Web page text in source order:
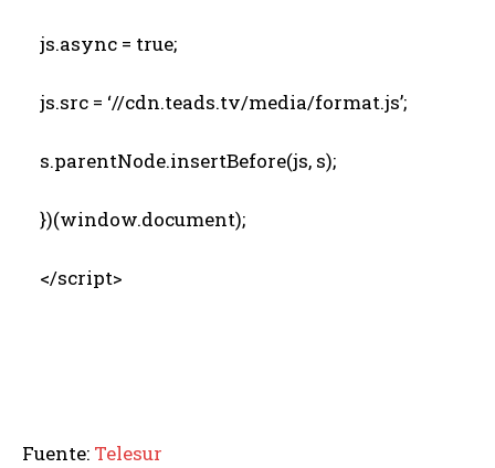
js.async = true;
js.src = ‘//cdn.teads.tv/media/format.js’;
s.parentNode.insertBefore(js, s);
})(window.document);
</script>
Fuente: Telesur